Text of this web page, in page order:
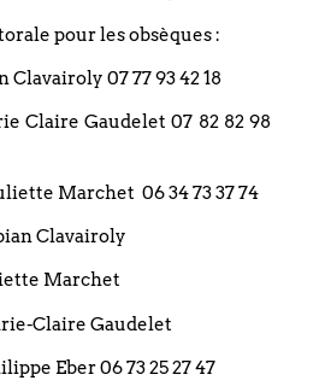
sur nos formulaires sont
sont nécessaires afin de traiter vos
sont uniquement destinées à la bonne
et libertés, vous pouvez
pour les obsèques :
Clavairoly 07 77 93 42 18
Claire Gaudelet 07 82 82 98
Marchet 06 34 73 37 74
Clavairoly
Marchet
Claire Gaudelet
Eber 06 73 25 27 47